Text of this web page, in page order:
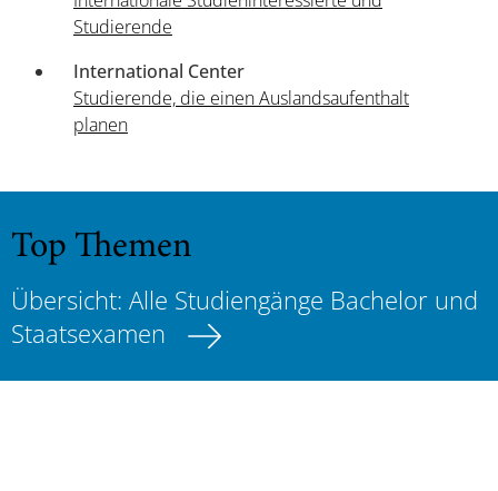
Studierende
International Center
Studierende, die einen Auslandsaufenthalt
planen
Top Themen
Übersicht: Alle Studiengänge Bachelor und
Staatsexamen